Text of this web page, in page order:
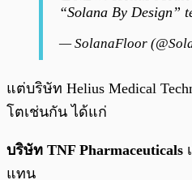
“Solana By Design”
— SolanaFloor
แต่บริษัท Helius Medical
โตเช่นกัน ได้แก่
บริษัท TNF Pharmaceuticals
แทน